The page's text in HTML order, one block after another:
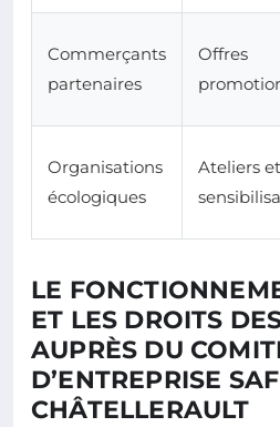
Commerçants
partenaires
Offres
Organisations
écologiques
Ateliers et
LE
ET LES DROITS
AUPRÈS DU
D’ENTREPRISE
CHÂTELLERAULT